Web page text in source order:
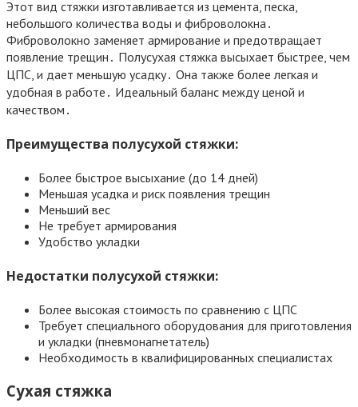
Этот вид стяжки изготавливается из цемента, песка,
небольшого количества воды и фиброволокна․
Фиброволокно заменяет армирование и предотвращает
появление трещин․ Полусухая стяжка высыхает быстрее, чем
ЦПС, и дает меньшую усадку․ Она также более легкая и
удобная в работе․ Идеальный баланс между ценой и
качеством․
Преимущества полусухой стяжки:
Более быстрое высыхание (до 14 дней)
Меньшая усадка и риск появления трещин
Меньший вес
Не требует армирования
Удобство укладки
Недостатки полусухой стяжки:
Более высокая стоимость по сравнению с ЦПС
Требует специального оборудования для приготовления
и укладки (пневмонагнетатель)
Необходимость в квалифицированных специалистах
Сухая стяжка